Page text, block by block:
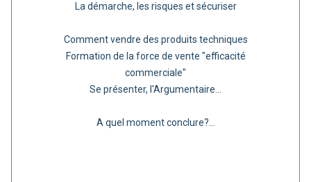
La démarche, les risques et sécuriser
Comment vendre des produits techniques
Formation de la force de vente "efficacité
commerciale"
Se présenter, l'Argumentaire...
A quel moment conclure?...